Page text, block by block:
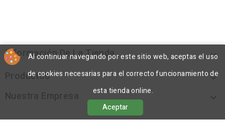
Información De La Tienda 
Productos 
Nuestra Empresa 
Al continuar navegando por este sitio web, aceptas el uso
de cookies necesarias para el correcto funcionamiento de
esta tienda online.
Aceptar